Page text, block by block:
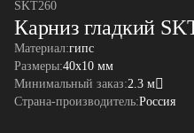
SKT260
Карниз гладкий
Материал:гипс
Размеры:40x10 мм
Минимальный заказ:2.3 м
Страна-производитель:Россия